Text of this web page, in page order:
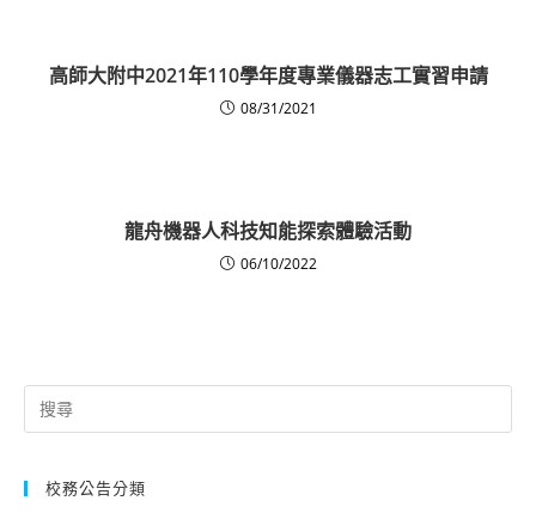
高師大附中2021年110學年度專業儀器志工實習申請
08/31/2021
龍舟機器人科技知能探索體驗活動
06/10/2022
Search
for:
校務公告分類